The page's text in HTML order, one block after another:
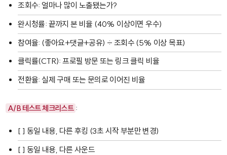
조회수: 얼마나 많이 노출됐는가?
완시청률: 끝까지 본 비율 (40% 이상이면 우수)
참여율: (좋아요+댓글+공유) ÷ 조회수 (5% 이상 목표)
클릭률(CTR): 프로필 방문 또는 링크 클릭 비율
전환율: 실제 구매 또는 문의로 이어진 비율
A/B 테스트 체크리스트 :
[ ] 동일 내용, 다른 후킹 (3초 시작 부분만 변경)
[ ] 동일 내용, 다른 사운드